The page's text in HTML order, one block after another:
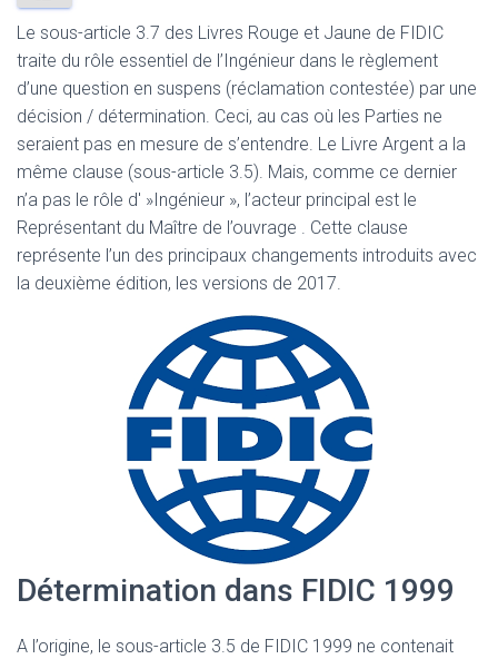
Le sous-article 3.7 des Livres Rouge et Jaune de FIDIC
traite du rôle essentiel de l’Ingénieur dans le règlement
d’une question en suspens (réclamation contestée) par une
décision / détermination. Ceci, au cas où les Parties ne
seraient pas en mesure de s’entendre. Le Livre Argent a la
même clause (sous-article 3.5). Mais, comme ce dernier
n’a pas le rôle d' »Ingénieur », l’acteur principal est le
Représentant du Maître de l’ouvrage . Cette clause
représente l’un des principaux changements introduits avec
la deuxième édition, les versions de 2017.
Détermination dans FIDIC 1999
A l’origine, le sous-article 3.5 de FIDIC 1999 ne contenait